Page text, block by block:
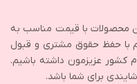
محصولات با قیمت مناسب به
با حفظ حقوق مشتری و قبول
کشور عزیزمون داشته باشیم.
برای شما باشد.